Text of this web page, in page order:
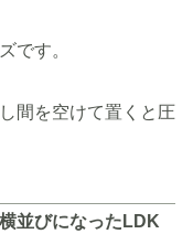
です。
間を空けて置くと圧
並びになったLDK